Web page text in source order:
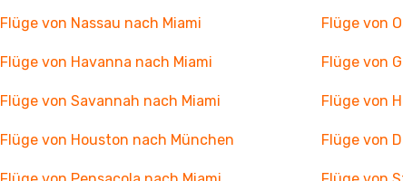
Flüge von Nassau nach Miami Flüge von
Flüge von Havanna nach Miami Flüge von
Flüge von Savannah nach Miami Flüge von
Flüge von Houston nach München Flüge von